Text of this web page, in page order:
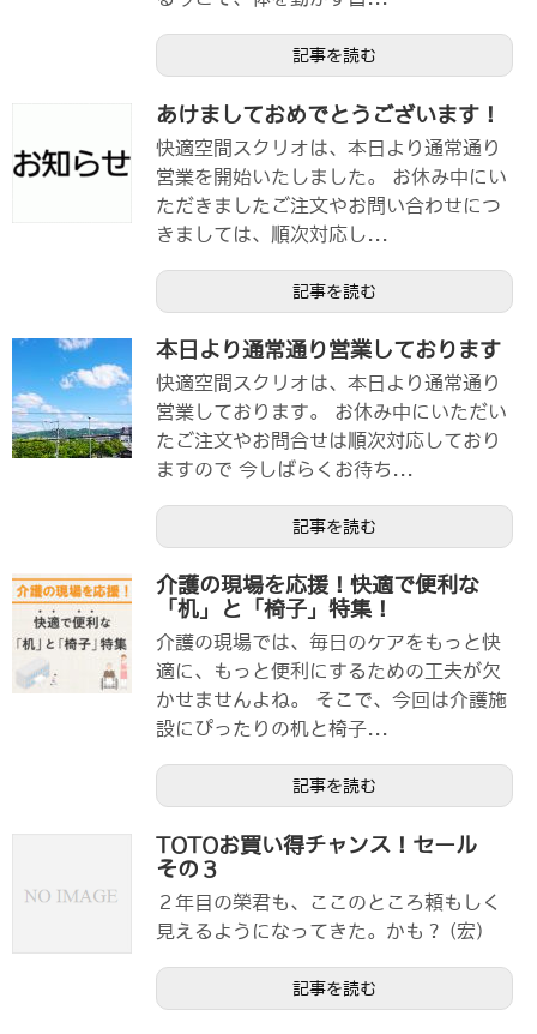
記事を読む
あけましておめでとうございます！
快適空間スクリオは、本日より通常通り
営業を開始いたしました。 お休み中にい
ただきましたご注文やお問い合わせにつ
きましては、順次対応し...
記事を読む
本日より通常通り営業しております
快適空間スクリオは、本日より通常通り
営業しております。 お休み中にいただい
たご注文やお問合せは順次対応しており
ますので 今しばらくお待ち...
記事を読む
介護の現場を応援！快適で便利な
「机」と「椅子」特集！
介護の現場では、毎日のケアをもっと快
適に、もっと便利にするための工夫が欠
かせませんよね。 そこで、今回は介護施
設にぴったりの机と椅子...
記事を読む
TOTOお買い得チャンス！セール
その３
２年目の榮君も、ここのところ頼もしく
見えるようになってきた。かも？ (宏)
記事を読む